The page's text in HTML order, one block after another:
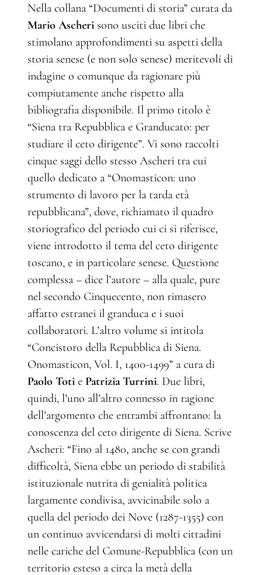
Nella collana “Documenti di storia” curata da
Mario Ascheri sono usciti due libri che
stimolano approfondimenti su aspetti della
storia senese (e non solo senese) meritevoli di
indagine o comunque da ragionare più
compiutamente anche rispetto alla
bibliografia disponibile. Il primo titolo è
“Siena tra Repubblica e Granducato: per
studiare il ceto dirigente”. Vi sono raccolti
cinque saggi dello stesso Ascheri tra cui
quello dedicato a “Onomasticon: uno
strumento di lavoro per la tarda età
repubblicana”, dove, richiamato il quadro
storiografico del periodo cui ci si riferisce,
viene introdotto il tema del ceto dirigente
toscano, e in particolare senese. Questione
complessa – dice l’autore – alla quale, pure
nel secondo Cinquecento, non rimasero
affatto estranei il granduca e i suoi
collaboratori. L’altro volume si intitola
“Concistoro della Repubblica di Siena.
Onomasticon, Vol. I, 1400-1499” a cura di
Paolo Toti e Patrizia Turrini. Due libri,
quindi, l’uno all’altro connesso in ragione
dell’argomento che entrambi affrontano: la
conoscenza del ceto dirigente di Siena. Scrive
Ascheri: “Fino al 1480, anche se con grandi
difficoltà, Siena ebbe un periodo di stabilità
istituzionale nutrita di genialità politica
largamente condivisa, avvicinabile solo a
quella del periodo dei Nove (1287-1355) con
un continuo avvicendarsi di molti cittadini
nelle cariche del Comune-Repubblica (con un
territorio esteso a circa la metà della